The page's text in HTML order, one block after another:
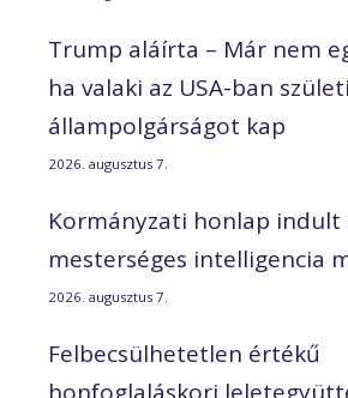
Trump aláírta – Már nem
ha valaki az USA-ban
állampolgárságot kap
2026. augusztus 7.
Kormányzati honlap indult
mesterséges intelligencia
2026. augusztus 7.
Felbecsülhetetlen értékű